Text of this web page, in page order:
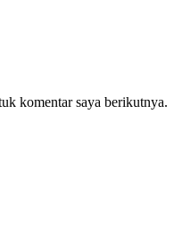
komentar saya berikutnya.